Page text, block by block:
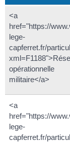
<a
href="https://
lege-
capferret.fr/
opérationnelle
militaire</a>
<a
href="https://
lege-
capferret.fr/